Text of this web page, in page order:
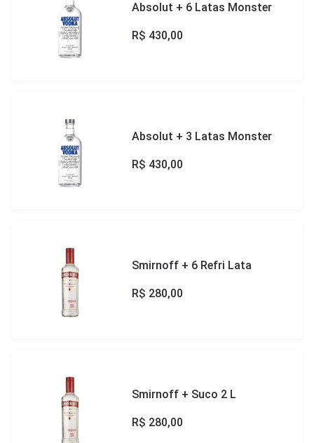
Absolut + 6 Latas Monster
R$ 430,00
Absolut + 3 Latas Monster
R$ 430,00
Smirnoff + 6 Refri Lata
R$ 280,00
Smirnoff + Suco 2 L
R$ 280,00